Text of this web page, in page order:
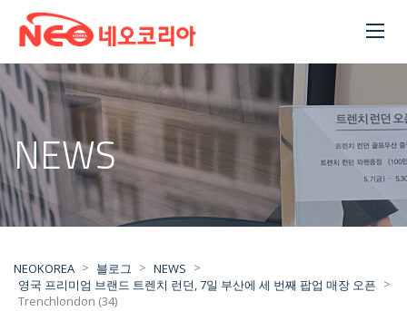
NEWS
NEOKOREA > 블로그 > NEWS >
영국 프리미엄 브랜드 트렌치 런던, 7일 부산에 세 번째 팝업 매장 오픈 >
Trenchlondon (34)